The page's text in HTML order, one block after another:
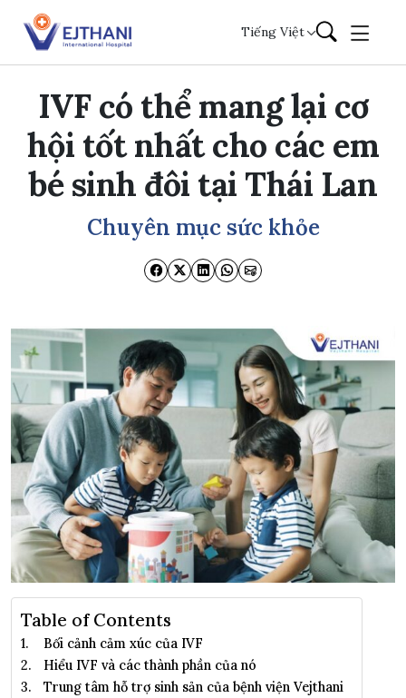
Skip to content
Tiếng Việt
IVF có thể mang lại cơ
hội tốt nhất cho các em
bé sinh đôi tại Thái Lan
Chuyên mục sức khỏe
Table of Contents
Bối cảnh cảm xúc của IVF
Hiểu IVF và các thành phần của nó
Trung tâm hỗ trợ sinh sản của bệnh viện Vejthani